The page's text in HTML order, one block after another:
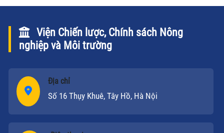
Viện Chiến lược, Chính sách Nông
nghiệp và Môi trường
Địa chỉ
Số 16 Thụy Khuê, Tây Hồ, Hà Nội